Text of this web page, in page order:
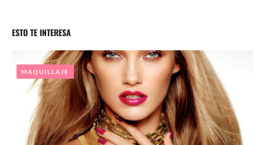
ESTO TE INTERESA
MAQUILLAJE